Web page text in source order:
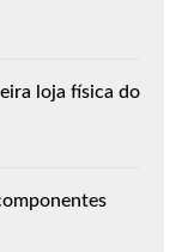
loja física do